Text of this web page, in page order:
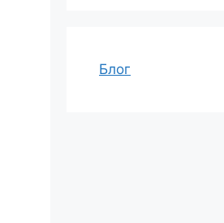
Блог